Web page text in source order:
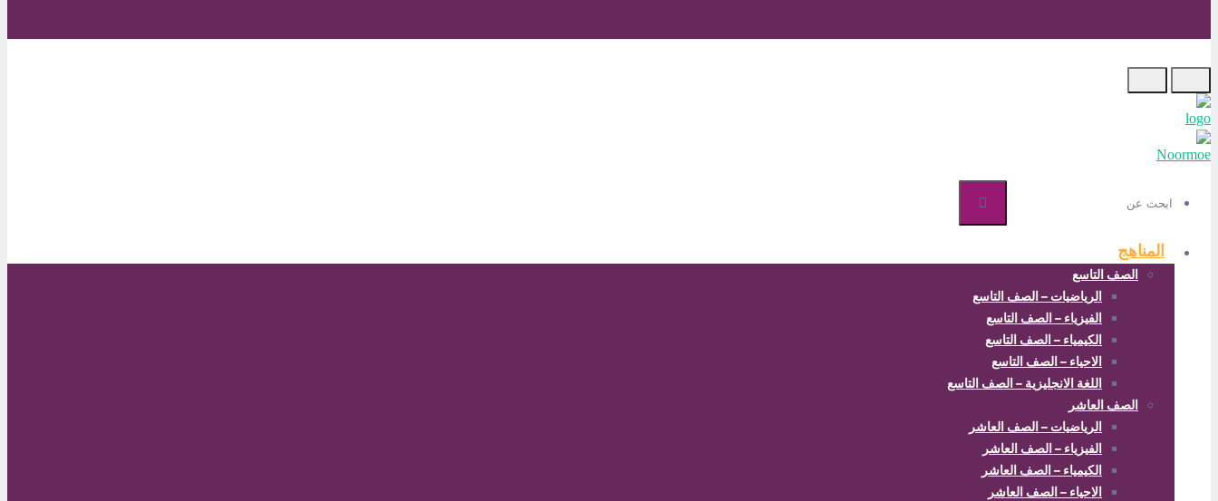
عن
المناهج
الصف التاسع
الرياضيات – الصف التاسع
الفيزياء – الصف التاسع
الكيمياء – الصف التاسع
الاحياء – الصف التاسع
اللغة الانجليزية – الصف التاسع
الصف العاشر
الرياضيات – الصف العاشر
الفيزياء – الصف العاشر
الكيمياء – الصف العاشر
الاحياء – الصف العاشر